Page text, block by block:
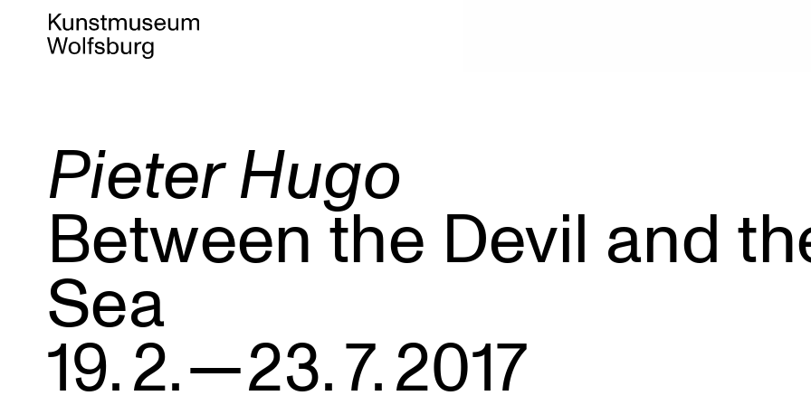
Inhalt
springenPieter Hugo
Between the Devil and
Sea
19. 2. — 23. 7. 2017